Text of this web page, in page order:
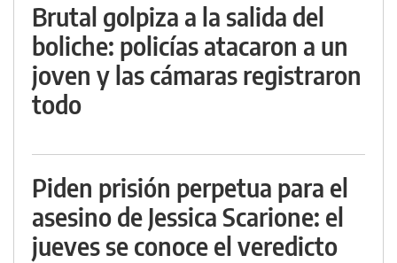
Brutal golpiza a la salida del
boliche: policías atacaron a un
joven y las cámaras registraron
todo
Piden prisión perpetua para el
asesino de Jessica Scarione: el
jueves se conoce el veredicto